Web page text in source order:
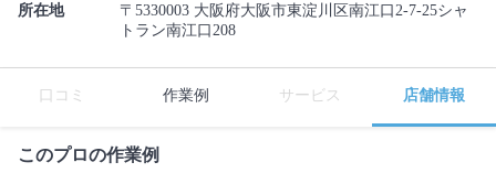
所在地
〒5330003 大阪府大阪市東淀川区南江口2-7-25シャ
トラン南江口208
口コミ 作業例 サービス 店舗情報
このプロの作業例